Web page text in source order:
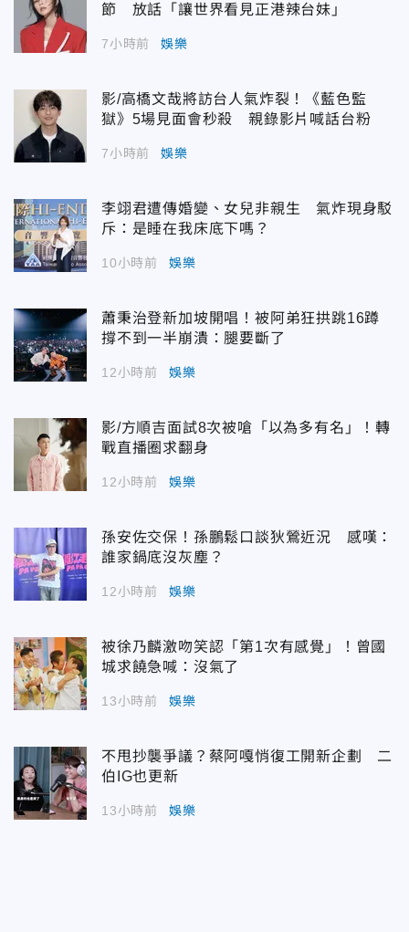
節 放話「讓世界看見正港辣台妹」
7小時前 娛樂
影/高橋文哉將訪台人氣炸裂！《藍色監
獄》5場見面會秒殺 親錄影片喊話台粉
7小時前 娛樂
李翊君遭傳婚變、女兒非親生 氣炸現身駁
斥：是睡在我床底下嗎？
10小時前 娛樂
蕭秉治登新加坡開唱！被阿弟狂拱跳16蹲
撐不到一半崩潰：腿要斷了
12小時前 娛樂
影/方順吉面試8次被嗆「以為多有名」！轉
戰直播圈求翻身
12小時前 娛樂
孫安佐交保！孫鵬鬆口談狄鶯近況 感嘆：
誰家鍋底沒灰塵？
12小時前 娛樂
被徐乃麟激吻笑認「第1次有感覺」！曾國
城求饒急喊：沒氣了
13小時前 娛樂
不甩抄襲爭議？蔡阿嘎悄復工開新企劃 二
伯IG也更新
13小時前 娛樂